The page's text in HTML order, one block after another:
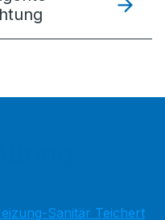
Sanitär Teichert